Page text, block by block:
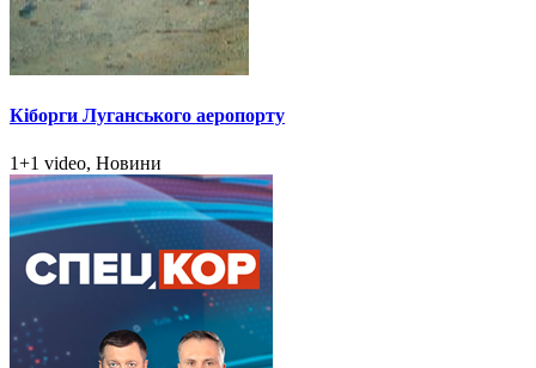
Кіборги Луганського аеропорту
1+1 video, Новини